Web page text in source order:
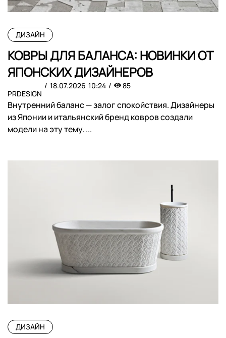
ДИЗАЙН
КОВРЫ ДЛЯ БАЛАНСА: НОВИНКИ ОТ
ЯПОНСКИХ ДИЗАЙНЕРОВ
PRDESIGN
18.07.2026 10:24 85
Внутренний баланс — залог спокойствия. Дизайнеры
из Японии и итальянский бренд ковров создали
модели на эту тему. ...
ДИЗАЙН